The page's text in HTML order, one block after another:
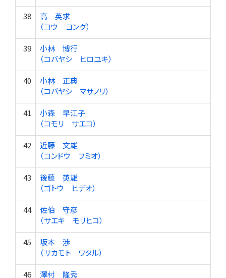
38
高 英求
（コウ ヨング）
39
小林 博行
（コバヤシ ヒロユキ）
40
小林 正典
（コバヤシ マサノリ）
41
小森 早江子
（コモリ サエコ）
42
近藤 文雄
（コンドウ フミオ）
43
後藤 英雄
（ゴトウ ヒデオ）
44
佐伯 守彦
（サエキ モリヒコ）
45
坂本 渉
（サカモト ワタル）
46 澤村 隆秀